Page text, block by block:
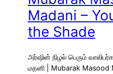
Madani –
the Shade
அர்ஷின் நிழல் பெரும்
மதனி | Mubarak Masood